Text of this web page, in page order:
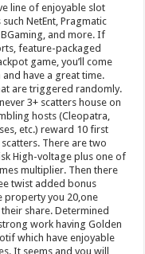
line of enjoyable slot
NetEnt, Pragmatic
and more. If
feature-packaged
game, you’ll come
have a great time.
are triggered randomly.
3+ scatters house on
hosts (Cleopatra,
etc.) reward 10 first
There are two
High-voltage plus one of
multiplier. Then there
twist added bonus
property you 20,one
share. Determined
work having Golden
which have enjoyable
It seems and you will